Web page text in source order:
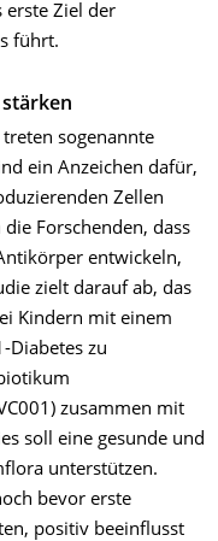
erste Ziel der
führt.
treten sogenannte
ein Anzeichen dafür,
Zellen
Forschenden, dass
entwickeln,
zielt darauf ab, das
Kindern mit einem
Diabetes zu
zusammen mit
soll eine gesunde und
unterstützen.
bevor erste
positiv beeinflusst